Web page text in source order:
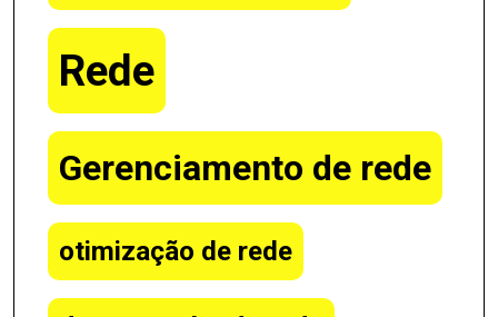
Rede
Gerenciamento de rede
otimização de rede